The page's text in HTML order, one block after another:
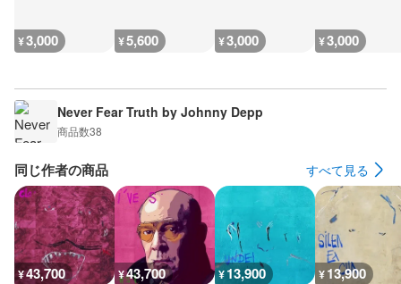
¥3,000 ¥5,600 ¥3,000 ¥3,000
Never Fear Truth by Johnny Depp
商品数38
同じ作者の商品 すべて見る
¥43,700 ¥43,700 ¥13,900 ¥13,900